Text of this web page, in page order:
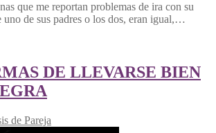
que me reportan problemas de ira con su
uno de sus padres o los dos, eran igual,…
DE LLEVARSE BIEN
de Pareja